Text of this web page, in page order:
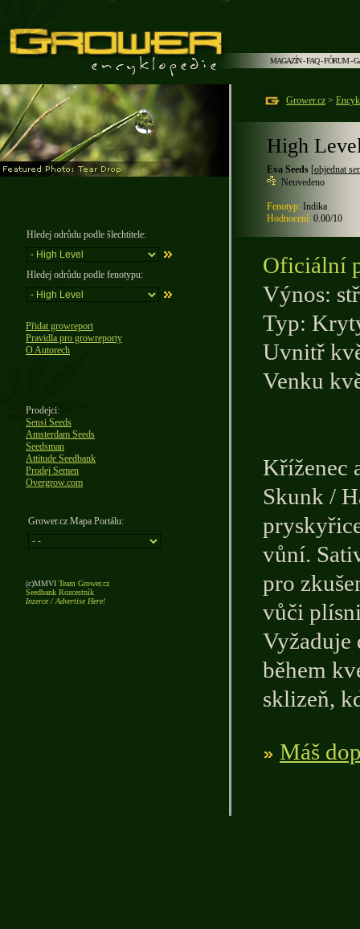
MAGAZÍN-FAQ-FÓRUM-
Hledej odrůdu podle šlechtitele:
Hledej odrůdu podle fenotypu:
Přidat growreport
Pravidla pro growreporty
O Autorech
Prodejci:
Sensi Seeds
Amsterdam Seeds
Seedsman
Attitude Seedbank
Prodej Semen
Overgrow.com
Grower.cz Mapa Portálu:
(c)MMVI Team Grower.cz
Seedbank Rozcestník
Inzerce / Advertise Here!
Grower.cz >
High
Eva Seeds [objednat
Neuvedeno
Fenotyp: Indika
Hodnocení: 0.00/10
Oficiální
Výnos:
Typ:
Uvnitř
Venku
Kříženec
Skunk /
vůní.
pro
vůči
Vyžaduje
během
sklizeň,
Máš